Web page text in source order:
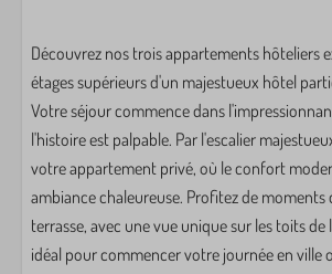
Table à repasser
Hoover
Divertissement
Netflix
Télévision intelligente
Wi-Fi
Découvrez nos trois appartements hôteliers
étages supérieurs d'un majestueux hôtel
Votre séjour commence dans
l'histoire est palpable. Par l'escalier
votre appartement privé, où le confort
ambiance chaleureuse. Profitez de moments
terrasse, avec une vue unique sur les toits
idéal pour commencer votre journée en ville